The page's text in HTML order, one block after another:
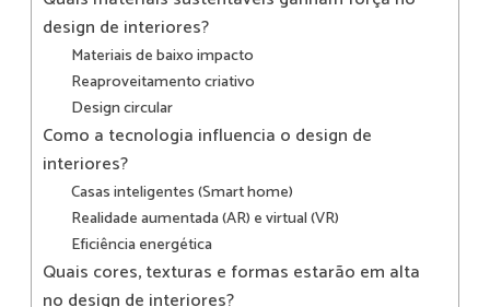
design de interiores?
Materiais de baixo impacto
Reaproveitamento criativo
Design circular
Como a tecnologia influencia o design de
interiores?
Casas inteligentes (Smart home)
Realidade aumentada (AR) e virtual (VR)
Eficiência energética
Quais cores, texturas e formas estarão em alta